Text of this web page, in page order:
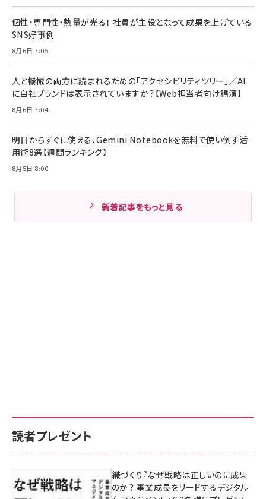
個性・専門性・熱量が光る！ 社員が主役となって成果を上げている
SNS好事例
8月6日 7:05
人と機械の両方に読まれるための「アクセシビリティツリー」／AI
に自社ブランドは表示されていますか？【Web担当者向け講演】
8月6日 7:04
明日からすぐに使える、Gemini Notebookを無料で使い倒す活
用術8選【週間ランキング】
8月5日 8:00
新着記事をもっと見る
読者プレゼント
成果を生む組織づくり『なぜ戦略は正しいのに成果
があがらないのか？ 事業成長をリードするデジタル